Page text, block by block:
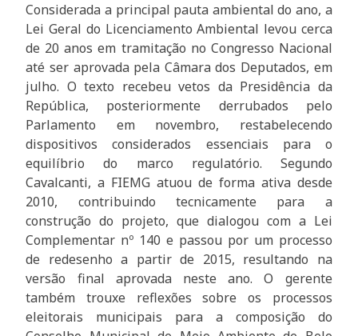
Considerada a principal pauta ambiental do ano, a
Lei Geral do Licenciamento Ambiental levou cerca
de 20 anos em tramitação no Congresso Nacional
até ser aprovada pela Câmara dos Deputados, em
julho. O texto recebeu vetos da Presidência da
República, posteriormente derrubados pelo
Parlamento em novembro, restabelecendo
dispositivos considerados essenciais para o
equilíbrio do marco regulatório. Segundo
Cavalcanti, a FIEMG atuou de forma ativa desde
2010, contribuindo tecnicamente para a
construção do projeto, que dialogou com a Lei
Complementar nº 140 e passou por um processo
de redesenho a partir de 2015, resultando na
versão final aprovada neste ano. O gerente
também trouxe reflexões sobre os processos
eleitorais municipais para a composição do